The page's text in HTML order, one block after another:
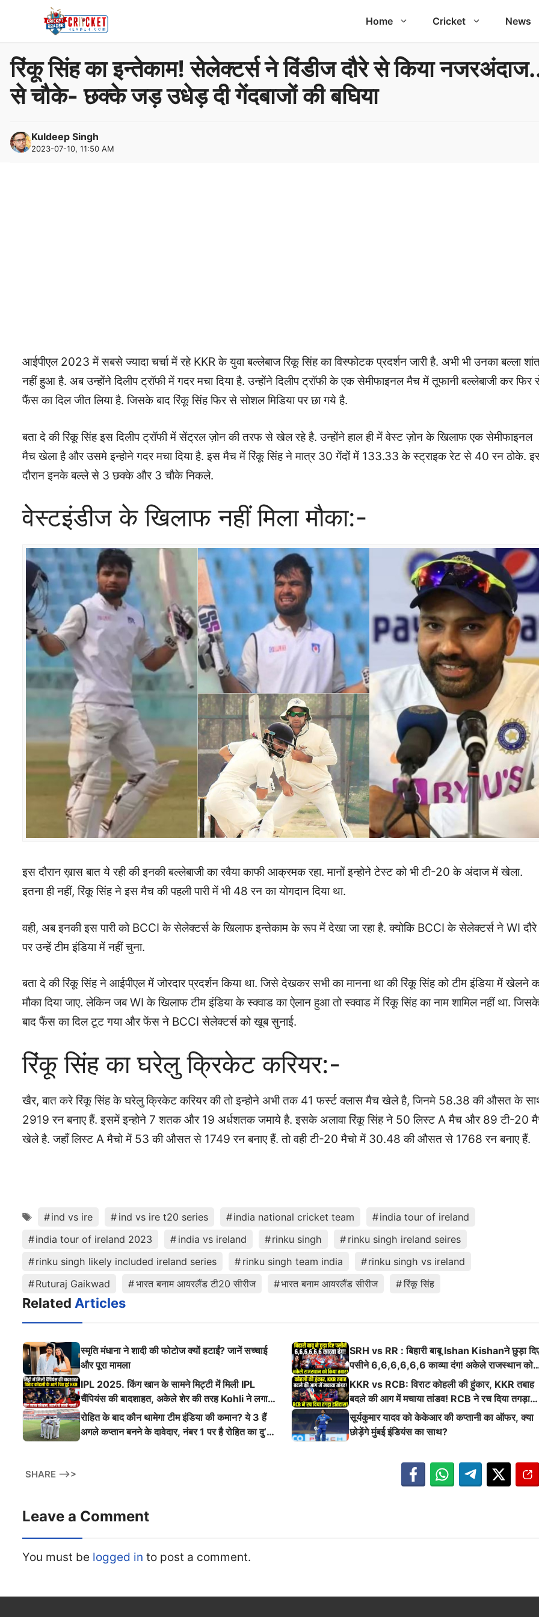
Home Cricket News
रिंकू सिंह का इन्तेकाम! सेलेक्टर्स ने विंडीज दौरे से किया
से चौके- छक्के जड़ उधेड़ दी गेंदबाजों की बघिया
Kuldeep Singh
2023-07-10, 11:50 AM
आईपीएल 2023 में सबसे ज्यादा चर्चा में रहे KKR के युवा बल्लेबाज रिंकू सिंह का विस्फोटक प्रदर्शन जारी है. अभी भी उनका बल्ला
नहीं हुआ है. अब उन्होंने दिलीप ट्रॉफी में गदर मचा दिया है. उन्होंने दिलीप ट्रॉफी के एक सेमीफाइनल मैच में तूफानी बल्लेबाजी कर फिर
फैंस का दिल जीत लिया है. जिसके बाद रिंकू सिंह फिर से सोशल मिडिया पर छा गये है.
बता दे की रिंकू सिंह इस दिलीप ट्रॉफी में सेंट्रल ज़ोन की तरफ से खेल रहे है. उन्होंने हाल ही में वेस्ट ज़ोन के खिलाफ एक सेमीफाइनल
मैच खेला है और उसमे इन्होने गदर मचा दिया है. इस मैच में रिंकू सिंह ने मात्र 30 गेंदों में 133.33 के स्ट्राइक रेट से 40 रन ठोके.
दौरान इनके बल्ले से 3 छक्के और 3 चौके निकले.
वेस्टइंडीज के खिलाफ नहीं मिला मौका:-
इस दौरान ख़ास बात ये रही की इनकी बल्लेबाजी का रवैया काफी आक्रमक रहा. मानों इन्होने टेस्ट को भी टी-20 के अंदाज में खेला.
इतना ही नहीं, रिंकू सिंह ने इस मैच की पहली पारी में भी 48 रन का योगदान दिया था.
वही, अब इनकी इस पारी को BCCI के सेलेक्टर्स के खिलाफ इन्तेकाम के रूप में देखा जा रहा है. क्योकि BCCI के सेलेक्टर्स ने WI दौरे
पर उन्हें टीम इंडिया में नहीं चुना.
बता दे की रिंकू सिंह ने आईपीएल में जोरदार प्रदर्शन किया था. जिसे देखकर सभी का मानना था की रिंकू सिंह को टीम इंडिया में खेलने
मौका दिया जाए. लेकिन जब WI के खिलाफ टीम इंडिया के स्क्वाड का ऐलान हुआ तो स्क्वाड में रिंकू सिंह का नाम शामिल नहीं था.
बाद फैंस का दिल टूट गया और फेंस ने BCCI सेलेक्टर्स को खूब सुनाई.
रिंकू सिंह का घरेलु क्रिकेट करियर:-
खैर, बात करे रिंकू सिंह के घरेलु क्रिकेट करियर की तो इन्होने अभी तक 41 फर्स्ट क्लास मैच खेले है, जिनमे 58.38 की औसत के
2919 रन बनाए हैं. इसमें इन्होने 7 शतक और 19 अर्धशतक जमाये है. इसके अलावा रिंकू सिंह ने 50 लिस्ट A मैच और 89 टी-20
खेले है. जहाँ लिस्ट A मैचो में 53 की औसत से 1749 रन बनाए हैं. तो वही टी-20 मैचो में 30.48 की औसत से 1768 रन बनाए हैं.
Tagsind vs ire ind vs ire t20 series india national cricket team
india tour of ireland
india tour of ireland 2023
india vs ireland rinku singh
rinku singh ireland seires
rinku singh likely included ireland series
rinku singh team india
rinku singh vs ireland
Ruturaj Gaikwad
भारत बनाम आयरलैंड टी20 सीरीज भारत बनाम आयरलैंड सीरीज रिंकू सिंह
Related Articles
स्मृति मंधाना ने शादी की फोटोज क्यों हटाईं? जानें सच्चाई
और पूरा मामला
SRH vs RR : बिहारी बाबू Ishan Kishanने छुड़ा
पसीने 6,6,6,6,6,6 काव्या दंग! अकेले राजस्थान को
किया तबाह!
IPL 2025. किंग खान के सामने मिट्टी में मिली IPL
चैंपियंस की बादशाहत, अकेले शेर की तरह Kohli ने लगाई
ऐसी दहाड़
KKR vs RCB: विराट कोहली की हुंकार, KKR तबाह
बदले की आग में मचाया तांडव! RCB ने रच दिया तगड़ा
इतिहास
रोहित के बाद कौन थामेगा टीम इंडिया की कमान? ये 3 हैं
अगले कप्तान बनने के दावेदार, नंबर 1 पर है रोहित का दु’
सूर्यकुमार यादव को केकेआर की कप्तानी का ऑफर, क्या
छोड़ेंगे मुंबई इंडियंस का साथ?
SHARE -->>
Leave a Comment
You must be logged in to post a comment.